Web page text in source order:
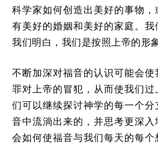
科学家如何创造出美好的事物
有美好的婚姻和美好的家庭。我
我们明白，我们是按照上帝的形
不断加深对福音的认识可能会
罪对上帝的冒犯，从而使我们
们可以继续探讨神学的每一个
音中流淌出来的，并思考更深
会如何使福音与我们每天的每